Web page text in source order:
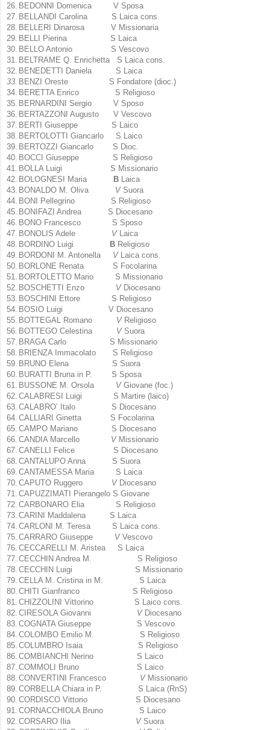
26. BEDONNI Domenica V Sposa
27. BELLANDI Carolina S Laica cons.
28. BELLERI Dinarosa V Missionaria
29. BELLI Pierina S Laica
30. BELLO Antonio S Vescovo
31.
BELTRAME Q. Enrichetta S Laica cons.
32. BENEDETTI Daniela S Laica
33. BENZI Oreste S Fondatore (dioc.)
34. BERETTA Enrico S Religioso
35. BERNARDINI Sergio V Sposo
36. BERTAZZONI Augusto V Vescovo
37. BERTI Giuseppe S Laico
38. BERTOLOTTI Giancarlo S Laico
39. BERTOZZI Giancarlo S Dioc.
40. BOCCI Giuseppe S Religioso
41.
BOLLA Luigi S Missionario
42. BOLOGNESI Maria B
Laica
43. BONALDO M. Oliva VSuora
44. BONI Pellegrino S Religioso
45. BONIFAZI Andrea S Diocesano
46. BONO Francesco S Sposo
47. BONOLIS Adele V
Laica
48. BORDINO Luigi B Religioso
49. BORDONI M. Antonella V
Laica cons.
50. BORLONE Renata S Focolarina
51.
BORTOLETTO Mario S Missionario
52. BOSCHETTI Enzo V Diocesano
53. BOSCHINI Ettore S Religioso
54. BOSIO Luigi V Diocesano
55. BOTTEGAL Romano V Religioso
56. BOTTEGO Celestina V Suora
57. BRAGA Carlo S Missionario
58. BRIENZA Immacolato S Religioso
59. BRUNO Elena S Suora
60. BURATTI Bruna in P. S Sposa
61.
BUSSONE M. Orsola V Giovane (foc.)
62. CALABRESI Luigi S Martire (laico)
63. CALABRO’ Italo S Diocesano
64. CALLIARI Ginetta S Focolarina
65. CAMPO Mariano S Diocesano
66. CANDIA Marcello V Missionario
67. CANELLI Felice S Diocesano
68. CANTALUPO Anna S Suora
69. CANTAMESSA Maria S Laica
70. CAPUTO Ruggero V Diocesano
71.
CAPUZZIMATI Pierangelo S Giovane
72. CARBONARO Elia S Religioso
73. CARINI Maddalena S Laica
74. CARLONI M. Teresa S Laica cons.
75. CARRARO Giuseppe V Vescovo
76. CECCARELLI M. Aristea S Laica
77. CECCHIN Andrea M. S Religioso
78. CECCHIN Luigi S Missionario
79. CELLA M. Cristina in M. S Laica
80. CHITI Gianfranco S Religioso
81.
CHIZZOLINI Vittorino S Laico cons.
82. CIRESOLA Giovanni V Diocesano
83. COGNATA Giuseppe S Vescovo
84. COLOMBO Emilio M. S Religioso
85. COLUMBROIsaia S Religioso
86. COMBIANCHI Nerino S Laico
87. COMMOLI Bruno S Laico
88. CONVERTINI Francesco V Missionario
89. CORBELLA Chiara in P. S Laica (RnS)
90. CORDISCO Vittorio S Diocesano
91.
CORNACCHIOLA Bruno S Laico
92. CORSARO Ilia V Suora